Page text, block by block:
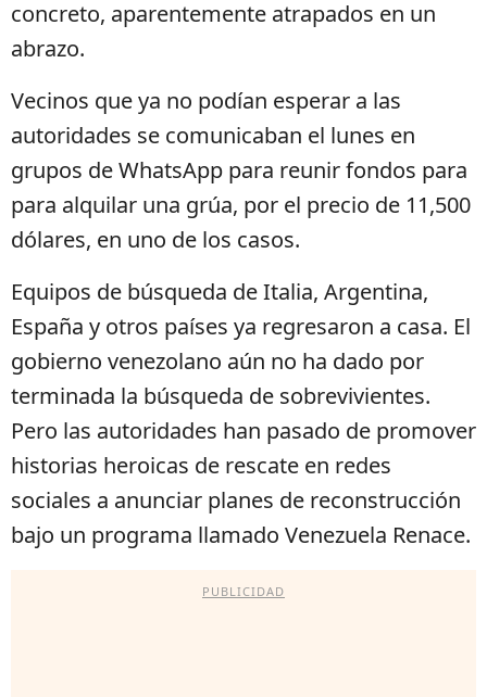
concreto, aparentemente atrapados en un
abrazo.
Vecinos que ya no podían esperar a las
autoridades se comunicaban el lunes en
grupos de WhatsApp para reunir fondos para
para alquilar una grúa, por el precio de 11,500
dólares, en uno de los casos.
Equipos de búsqueda de Italia, Argentina,
España y otros países ya regresaron a casa. El
gobierno venezolano aún no ha dado por
terminada la búsqueda de sobrevivientes.
Pero las autoridades han pasado de promover
historias heroicas de rescate en redes
sociales a anunciar planes de reconstrucción
bajo un programa llamado Venezuela Renace.
PUBLICIDAD